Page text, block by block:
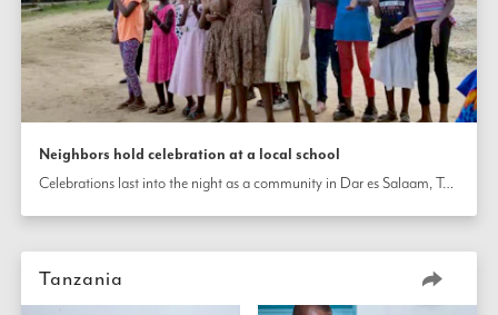
Neighbors hold celebration at a local school
Celebrations last into the night as a community in Dar es Salaam, Tanzania, marks the birth of the Báb. A local school was used to accommodate the gathering, enabling 250 neighbors to participate.
Tanzania